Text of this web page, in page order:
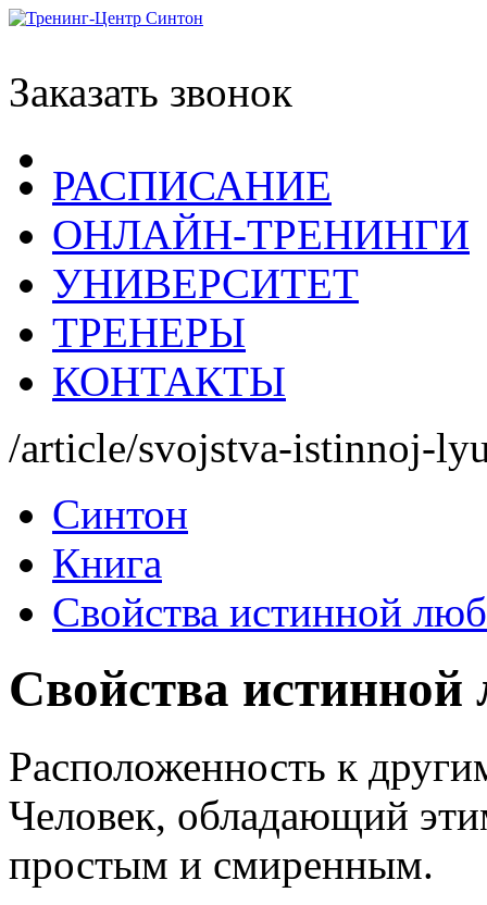
Заказать звонок
РАСПИСАНИЕ
ОНЛАЙН-ТРЕНИНГИ
УНИВЕРСИТЕТ
ТРЕНЕРЫ
КОНТАКТЫ
/article/svojstva-istinnoj-
Синтон
Книга
Свойства истинной
Свойства истинной
Расположенность к
Человек, обладающий
простым и смиренным.